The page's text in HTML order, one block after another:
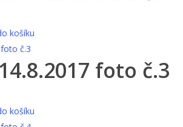
košíku
foto č.3
košíku